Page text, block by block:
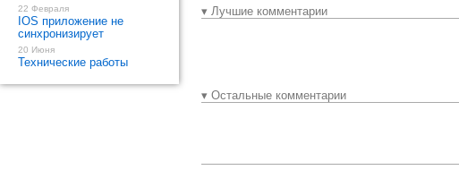
▾ Лучшие комментарии
▾ Остальные комментарии
22 Февраля
IOS приложение не
синхронизирует
20 Июня
Технические работы